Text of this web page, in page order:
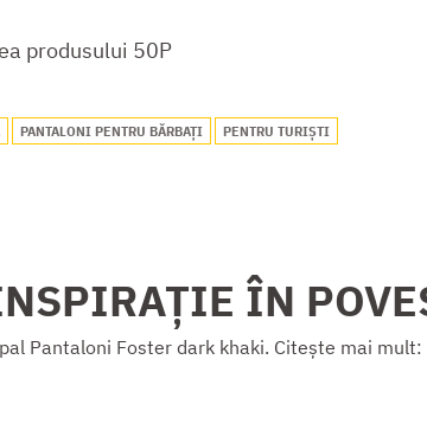
produsului 50P
PANTALONI PENTRU BĂRBAȚI PENTRU TURIȘTI
ÎN
Pantaloni Foster dark khaki. Citește mai mult: